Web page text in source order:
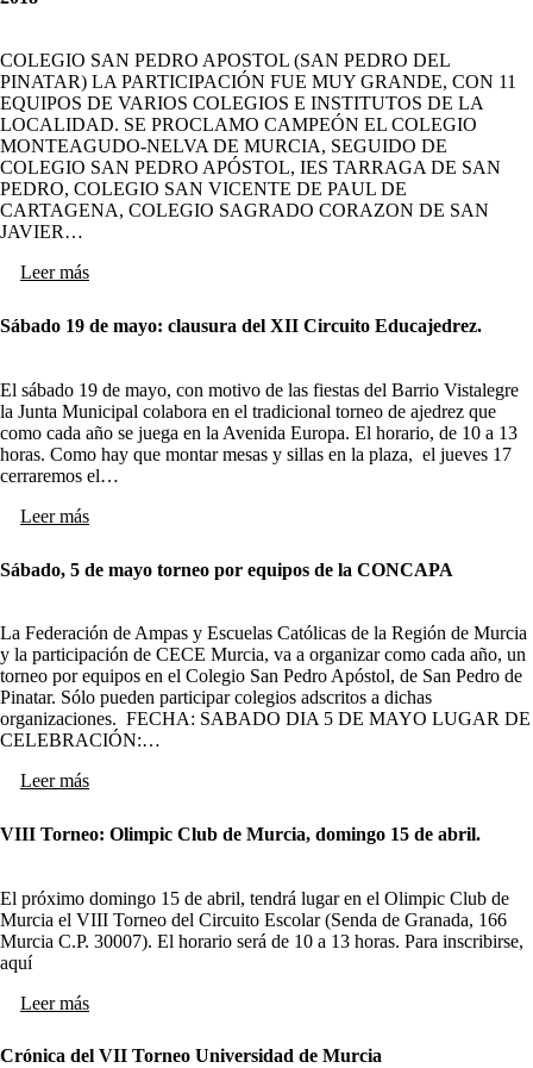
COLEGIO SAN PEDRO APOSTOL (SAN PEDRO DEL
PINATAR) LA PARTICIPACIÓN FUE MUY GRANDE, CON 11
EQUIPOS DE VARIOS COLEGIOS E INSTITUTOS DE LA
LOCALIDAD. SE PROCLAMO CAMPEÓN EL COLEGIO
MONTEAGUDO-NELVA DE MURCIA, SEGUIDO DE
COLEGIO SAN PEDRO APÓSTOL, IES TARRAGA DE SAN
PEDRO, COLEGIO SAN VICENTE DE PAUL DE
CARTAGENA, COLEGIO SAGRADO CORAZON DE SAN
JAVIER…
Leer más
Sábado 19 de mayo: clausura del XII Circuito Educajedrez.
El sábado 19 de mayo, con motivo de las fiestas del Barrio Vistalegre
la Junta Municipal colabora en el tradicional torneo de ajedrez que
como cada año se juega en la Avenida Europa. El horario, de 10 a 13
horas. Como hay que montar mesas y sillas en la plaza, el jueves 17
cerraremos el…
Leer más
Sábado, 5 de mayo torneo por equipos de la CONCAPA
La Federación de Ampas y Escuelas Católicas de la Región de Murcia
y la participación de CECE Murcia, va a organizar como cada año, un
torneo por equipos en el Colegio San Pedro Apóstol, de San Pedro de
Pinatar. Sólo pueden participar colegios adscritos a dichas
organizaciones. FECHA: SABADO DIA 5 DE MAYO LUGAR DE
CELEBRACIÓN:…
Leer más
VIII Torneo: Olimpic Club de Murcia, domingo 15 de abril.
El próximo domingo 15 de abril, tendrá lugar en el Olimpic Club de
Murcia el VIII Torneo del Circuito Escolar (Senda de Granada, 166
Murcia C.P. 30007). El horario será de 10 a 13 horas. Para inscribirse,
aquí
Leer más
Crónica del VII Torneo Universidad de Murcia